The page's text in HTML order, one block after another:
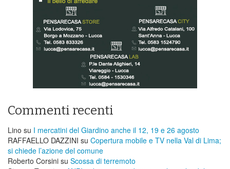
Commenti recenti
Lino su I mercatini del Giardino anche il 12, 19 e 26 agosto
RAFFAELLO DAZZINI su ​Copertura mobile e TV nella Val di Lima;
si chiede l’azione del comune
Roberto Corsini su Scossa di terremoto